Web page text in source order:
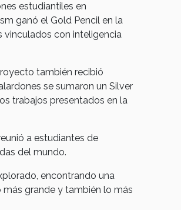
estudiantiles en
ganó el Gold Pencil en la
vinculados con inteligencia
también recibió
se sumaron un Silver
trabajos presentados en la
a estudiantes de
del mundo.
encontrando una
grande y también lo más